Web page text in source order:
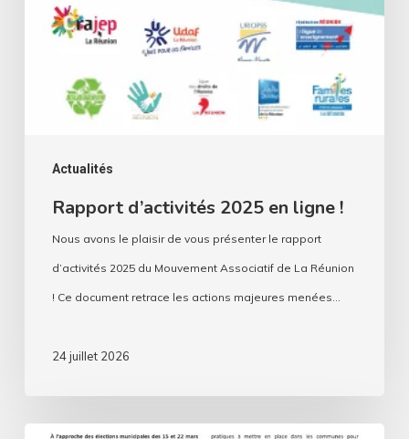
Actualités
Rapport d’activités 2025 en ligne !
Nous avons le plaisir de vous présenter le rapport
d’activités 2025 du Mouvement Associatif de La Réunion
! Ce document retrace les actions majeures menées…
24 juillet 2026